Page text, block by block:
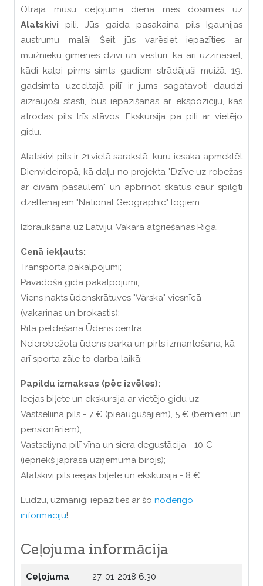
Otrajā mūsu ceļojuma dienā mēs dosimies uz
Alatskivi pili. Jūs gaida pasakaina pils Igaunijas
austrumu malā! Šeit jūs varēsiet iepazīties ar
muižnieku ģimenes dzīvi un vēsturi, kā arī uzzināsiet,
kādi kalpi pirms simts gadiem strādājuši muižā. 19.
gadsimta uzceltajā pilī ir jums sagatavoti daudzi
aizraujoši stāsti, būs iepazīšanās ar ekspozīciju, kas
atrodas pils trīs stāvos. Ekskursija pa pili ar vietējo
gidu.
Alatskivi pils ir 21.vietā sarakstā, kuru iesaka apmeklēt
Dienvideiropā, kā daļu no projekta "Dzīve uz robežas
ar divām pasaulēm" un apbrīnot skatus caur spilgti
dzeltenajiem "National Geographic" logiem.
Izbraukšana uz Latviju. Vakarā atgriešanās Rīgā.
Cenā iekļauts:
Transporta pakalpojumi;
Pavadoša gida pakalpojumi;
Viens nakts ūdenskrātuves "Värska" viesnīcā
(vakariņas un brokastis);
Rīta peldēšana Ūdens centrā;
Neierobežota ūdens parka un pirts izmantošana, kā
arī sporta zāle to darba laikā;
Papildu izmaksas (pēc izvēles):
Ieejas biļete un ekskursija ar vietējo gidu uz
Vastseliina pils - 7 € (pieaugušajiem), 5 € (bērniem un
pensionāriem);
Vastseliyna pilī vīna un siera degustācija - 10 €
(iepriekš jāprasa uzņēmuma birojs);
Alatskivi pils ieejas biļete un ekskursija - 8 €;
Lūdzu, uzmanīgi iepazīties ar šo noderīgo
informāciju!
Ceļojuma informācija
Ceļojuma
27-01-2018 6:30